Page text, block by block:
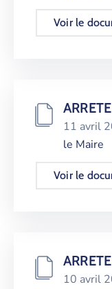
Voir le
11 avril
le Maire
Voir le
10 avril